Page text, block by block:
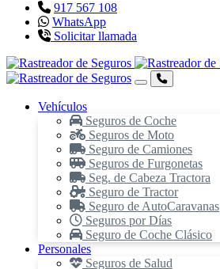
917 567 108
WhatsApp
Solicitar llamada
Vehículos
Seguros de Coche
Seguros de Moto
Seguro de Camiones
Seguros de Furgonetas
Seg. de Cabeza Tractora
Seguro de Tractor
Seguro de AutoCaravanas
Seguros por Días
Seguro de Coche Clásico
Personales
Seguros de Salud